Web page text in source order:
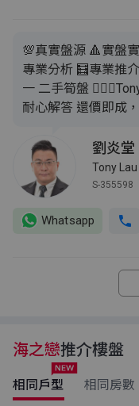
💯真實盤源 🔺實盤
專業分析 🧮專業推
一 二手筍盤
耐心解答 還價即成
劉炎堂
Tony Lau
S-355598
Whatsapp
海之戀推介樓盤
相同戶型 相同房數